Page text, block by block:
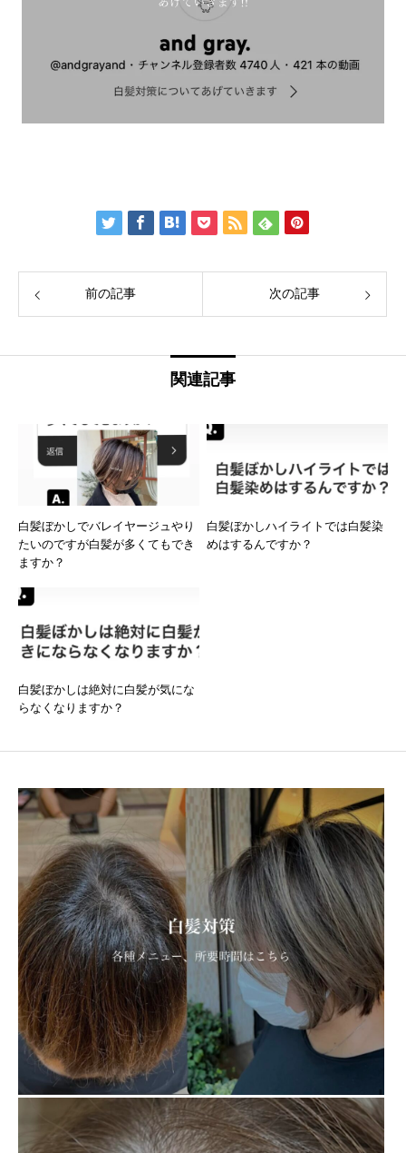
前の記事 次の記事
関連記事
白髪ぼかしでバレイヤージュやり
たいのですが白髪が多くてもでき
ますか？
白髪ぼかしハイライトでは白髪染
めはするんですか？
白髪ぼかしは絶対に白髪が気にな
らなくなりますか？